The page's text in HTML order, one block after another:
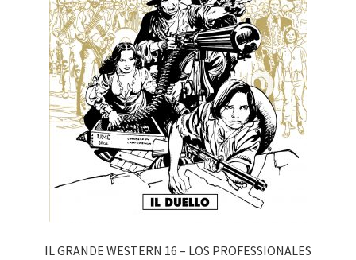
IL GRANDE WESTERN 16 – LOS PROFESSIONALES